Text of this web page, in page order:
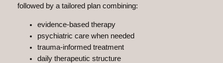
followed by a tailored plan combining:
evidence-based therapy
psychiatric care when needed
trauma-informed treatment
daily therapeutic structure